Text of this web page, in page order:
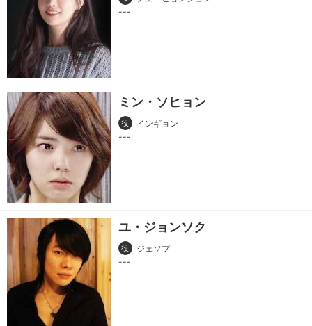
ミン・ソヒョン
役 インギョン
ユ・ジョンソク
役 ジェソプ